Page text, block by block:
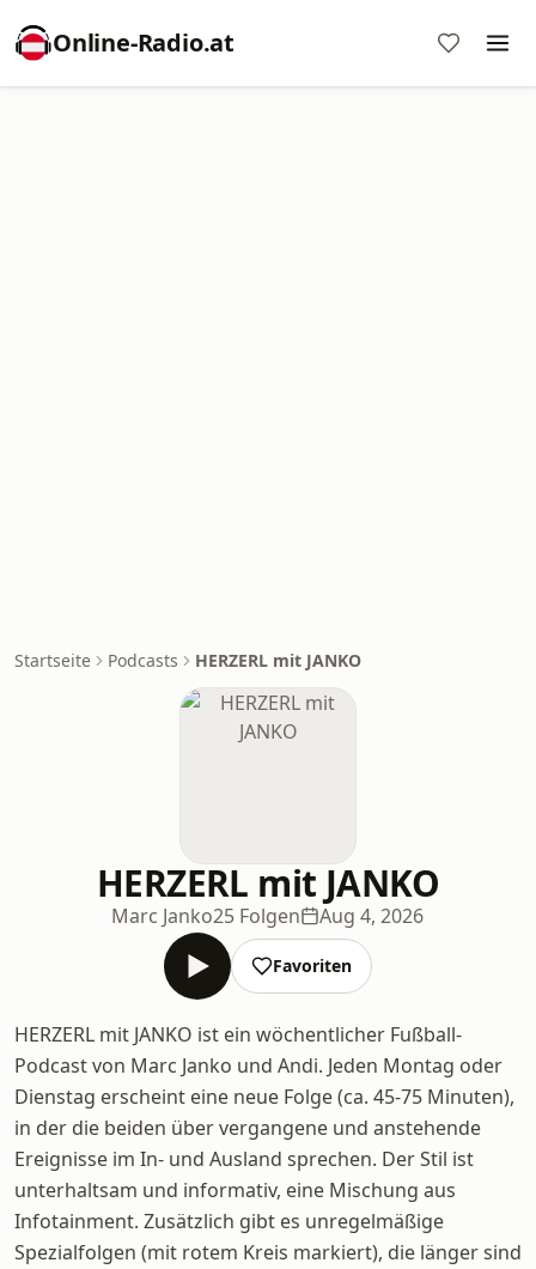
Online‑Radio.at
Startseite Podcasts HERZERL mit JANKO
HERZERL mit JANKO
Marc Janko25 Folgen Aug 4, 2026
Favoriten
HERZERL mit JANKO ist ein wöchentlicher Fußball-
Podcast von Marc Janko und Andi. Jeden Montag oder
Dienstag erscheint eine neue Folge (ca. 45-75 Minuten),
in der die beiden über vergangene und anstehende
Ereignisse im In- und Ausland sprechen. Der Stil ist
unterhaltsam und informativ, eine Mischung aus
Infotainment. Zusätzlich gibt es unregelmäßige
Spezialfolgen (mit rotem Kreis markiert), die länger sind